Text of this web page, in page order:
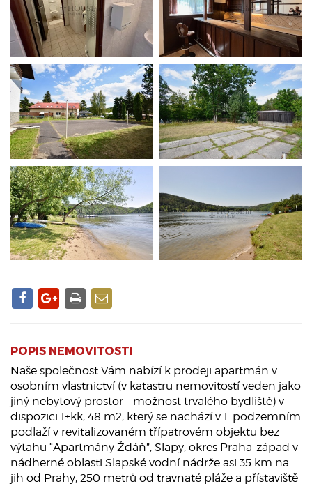
POPIS NEMOVITOSTI
Naše společnost Vám nabízí k prodeji apartmán v
osobním vlastnictví (v katastru nemovitostí veden jako
jiný nebytový prostor - možnost trvalého bydliště) v
dispozici 1+kk, 48 m2, který se nachází v 1. podzemním
podlaží v revitalizovaném třípatrovém objektu bez
výtahu “Apartmány Ždáň”, Slapy, okres Praha-západ v
nádherné oblasti Slapské vodní nádrže asi 35 km na
jih od Prahy, 250 metrů od travnaté pláže a přístaviště